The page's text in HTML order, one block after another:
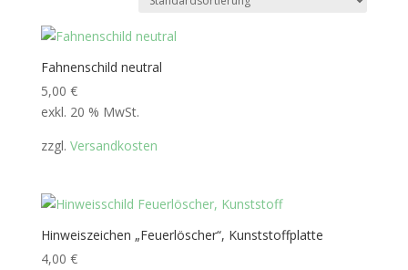
Fahnenschild neutral
5,00 €
exkl. 20 % MwSt.
zzgl. Versandkosten
Hinweiszeichen „Feuerlöscher“, Kunststoffplatte
4,00 €